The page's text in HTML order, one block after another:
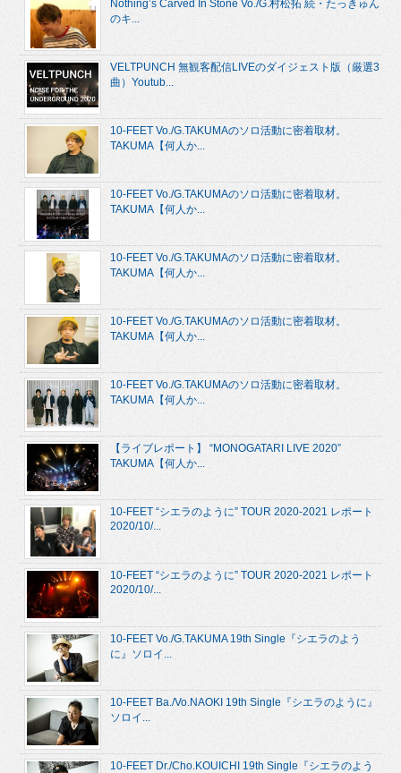
Nothing’s Carved In Stone Vo./G.村松拓 続・たっきゅん
のキ...
VELTPUNCH 無観客配信LIVEのダイジェスト版（厳選3
曲）Youtub...
10-FEET Vo./G.TAKUMAのソロ活動に密着取材。
TAKUMA【何人か...
10-FEET Vo./G.TAKUMAのソロ活動に密着取材。
TAKUMA【何人か...
10-FEET Vo./G.TAKUMAのソロ活動に密着取材。
TAKUMA【何人か...
10-FEET Vo./G.TAKUMAのソロ活動に密着取材。
TAKUMA【何人か...
10-FEET Vo./G.TAKUMAのソロ活動に密着取材。
TAKUMA【何人か...
【ライブレポート】 “MONOGATARI LIVE 2020”
TAKUMA【何人か...
10-FEET “シエラのように” TOUR 2020-2021 レポート
2020/10/...
10-FEET “シエラのように” TOUR 2020-2021 レポート
2020/10/...
10-FEET Vo./G.TAKUMA 19th Single『シエラのよう
に』ソロイ...
10-FEET Ba./Vo.NAOKI 19th Single『シエラのように』
ソロイ...
10-FEET Dr./Cho.KOUICHI 19th Single『シエラのよう